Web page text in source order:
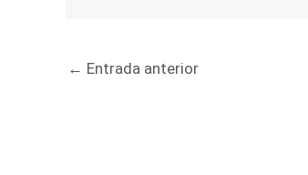
← Entrada anterior